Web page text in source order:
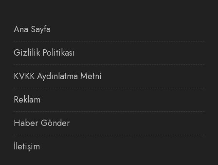
Ana Sayfa
Gizlilik Politikası
KVKK Aydınlatma Metni
Reklam
Haber Gönder
İletişim